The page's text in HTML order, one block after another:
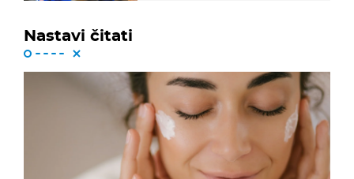
Nastavi čitati